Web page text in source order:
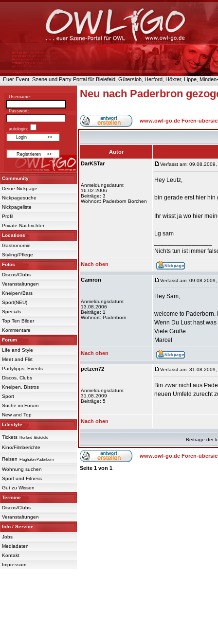
Euer Event, Szene und Party Portal für Bielefeld, Gütersloh, Herford, Höxter, Lippe,
Username:
Passwort:
autologin:
Community
Deine Nickpage
Nickpagesuche
Nickpageliste
Profil
Private Nachrichten
Locations
Gastronomie
Styling/Pflege
Fotos
Discos/Clubs
Veranstaltungen
Kneipen/Bars
Sport(NEU)
Specials
Top Ten Bilder
Kommentare
Forum
Life and Style
Meet and Flirt
Partytipps, Events
Discos, Clubs
Kneipen, Bistros
Sport
Suche im Forum
New and Top
Lifestyle
Tickets Herford Bielefeld
Kino/Filmberichte
Reisen Flughafen Paderborn
Wohnung suchen
Sport und Fitness
Gut zu Wissen
Termine
Discos/Clubs
Veranstaltungen
Info / Service
Jobs
Mediadaten
Kontakt
Impressum
Neu nach Paderbron
www.owl-go.de Foren-
Autor
DarKSTar
Anmeldungsdatum:
16.02.2006
Beiträge: 3
Wohnort: Paderborn Borchen
Verfasst am:
Hey Leutz,
bin gerade erst hier hin
Ihr wisst ja wo hier
Lg sam
Nichts tun ist immer
Nach oben
Camron
Anmeldungsdatum:
13.08.2006
Beiträge: 1
Wohnort: Paderborn
Verfasst am:
Hey Sam,
welcome to Paderborn.
Wenn Du Lust hast
Viele Grüße
Marcel
Nach oben
petzen72
Anmeldungsdatum:
31.08.2009
Beiträge: 5
Verfasst am:
Bin zwar nicht aus
neuen Umfeld zurecht
Nach oben
Beiträge der
www.owl-go.de Foren-
Seite 1 von 1